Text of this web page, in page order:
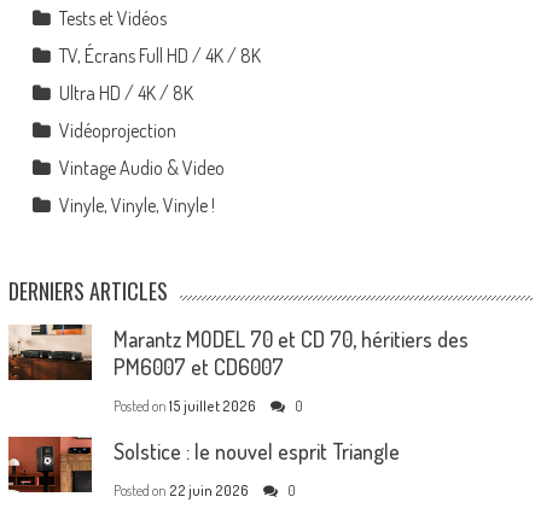
Tests et Vidéos
TV, Écrans Full HD / 4K / 8K
Ultra HD / 4K / 8K
Vidéoprojection
Vintage Audio & Video
Vinyle, Vinyle, Vinyle !
DERNIERS ARTICLES
Marantz MODEL 70 et CD 70, héritiers des
PM6007 et CD6007
Posted on 15 juillet 2026 0
Solstice : le nouvel esprit Triangle
Posted on 22 juin 2026 0